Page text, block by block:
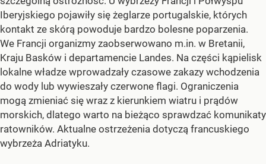
Iberyjskiego pojawiły się żeglarze portugalskie, których
kontakt ze skórą powoduje bardzo bolesne poparzenia.
We Francji organizmy zaobserwowano m.in. w Bretanii,
Kraju Basków i departamencie Landes. Na części kąpielisk
lokalne władze wprowadzały czasowe zakazy wchodzenia
do wody lub wywieszały czerwone flagi. Ograniczenia
mogą zmieniać się wraz z kierunkiem wiatru i prądów
morskich, dlatego warto na bieżąco sprawdzać komunikaty
ratowników. Aktualne ostrzeżenia dotyczą francuskiego
wybrzeża Adriatyku.